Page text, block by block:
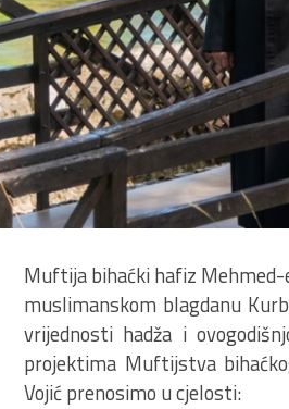
Muftija bihaćki hafiz Mehmed-
muslimanskom blagdanu
vrijednosti hadža i
projektima Muftijstva
Vojić prenosimo u cjelosti: